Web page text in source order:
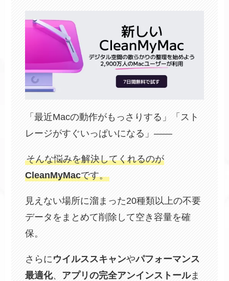
「最近Macの動作がもっさりする」「スト
レージがすぐいっぱいになる」——
そんな悩みを解決してくれるのが
CleanMyMacです。
見えない場所に溜まった20種類以上の不要
データをまとめて削除して空き容量を確
保。
さらにウイルススキャンやパフォーマンス
最適化、 アプリの完全アンインストールま